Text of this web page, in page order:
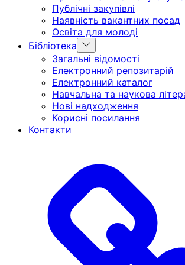
Публічні закупівлі
Наявність вакантних посад
Освіта для молоді
Бібліотека
Show
sub
menu
Загальні відомості
Електронний репозитарій
Електронний каталог
Навчальна та наукова
Нові надходження
Корисні посилання
Контакти